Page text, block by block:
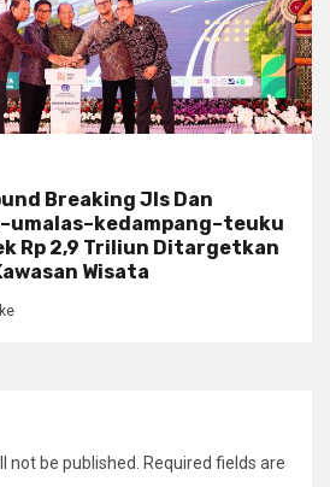
Breaking Jls Dan
Rp 2,9 Triliun Ditargetkan
Wisata
not be published.
Required fields are